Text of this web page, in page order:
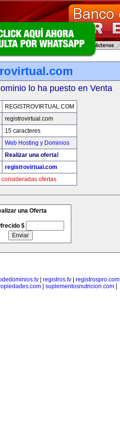
lo ha puesto en Venta
REGISTROVIRTUAL.COM
registrovirtual.com
15 caracteres
Web Hosting y Dominios
Realizar una oferta!
registrovirtual.com
consideradas ofertas
una Oferta
$
registros.tv registrospro.com
suplementosnutricion.com